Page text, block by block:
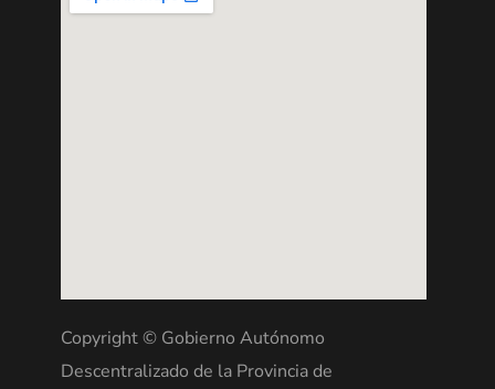
Copyright © Gobierno Autónomo
Descentralizado de la Provincia de